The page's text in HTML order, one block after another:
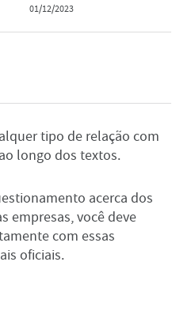
01/12/2023
tipo de relação com
longo dos textos.
acerca dos
empresas, você deve
com essas
oficiais.